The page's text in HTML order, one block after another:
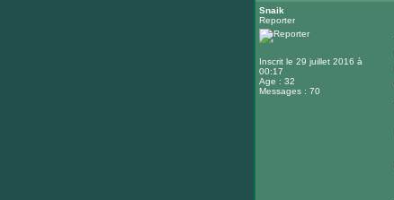
Snaik
Reporter
Inscrit le 29 juillet 2016 à
00:17
Age : 32
Messages : 70